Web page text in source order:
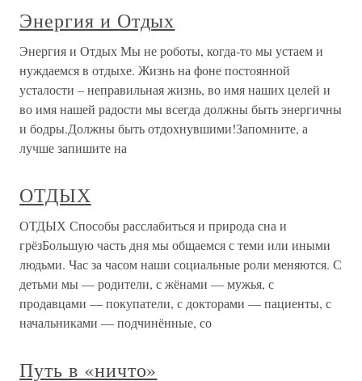
Энергия и Отдых
Энергия и Отдых Мы не роботы, когда-то мы устаем и
нуждаемся в отдыхе. Жизнь на фоне постоянной
усталости – неправильная жизнь, во имя наших целей и
во имя нашей радости мы всегда должны быть энергичны
и бодры.Должны быть отдохнувшими!Запомните, а
лучше запишите на
ОТДЫХ
ОТДЫХ Способы расслабиться и природа сна и
грёзБольшую часть дня мы общаемся с теми или иными
людьми. Час за часом наши социальные роли меняются. С
детьми мы — родители, с жёнами — мужья, с
продавцами — покупатели, с докторами — пациенты, с
начальниками — подчинённые, со
Путь в «ничто»